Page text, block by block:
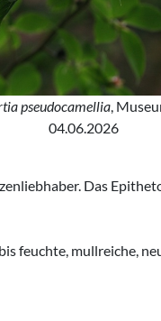
pseudocamellia,
04.06.2026
Das
feuchte, mullreiche,